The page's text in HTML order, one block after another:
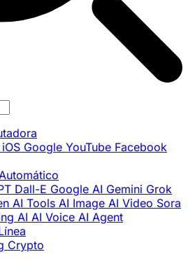
iOS Google YouTube Facebook
Dall-E Google AI Gemini Grok
AI Tools AI Image AI Video Sora
AI AI Voice AI Agent
Crypto